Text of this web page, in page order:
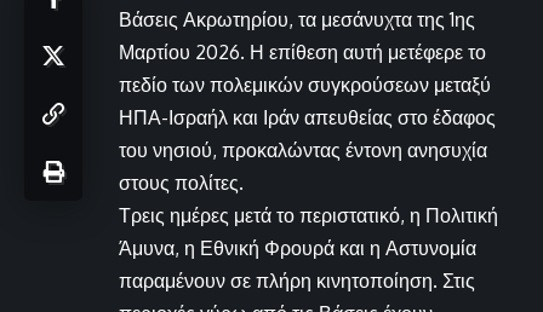
Βάσεις Ακρωτηρίου, τα μεσάνυχτα της 1ης
Μαρτίου 2026. Η επίθεση αυτή μετέφερε το
πεδίο των πολεμικών συγκρούσεων μεταξύ
ΗΠΑ-Ισραήλ και Ιράν απευθείας στο έδαφος
του νησιού, προκαλώντας έντονη ανησυχία
στους πολίτες.
Τρεις ημέρες μετά το περιστατικό, η Πολιτική
Άμυνα, η Εθνική Φρουρά και η Αστυνομία
παραμένουν σε πλήρη κινητοποίηση. Στις